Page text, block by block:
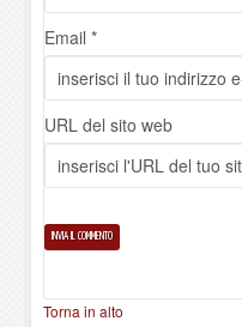
Email *
URL del sito web
Torna in alto